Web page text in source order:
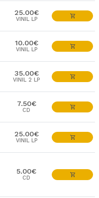
25.00€
VINIL LP
10.00€
VINIL LP
35.00€
VINIL 2 LP
7.50€
CD
25.00€
VINIL LP
5.00€
CD